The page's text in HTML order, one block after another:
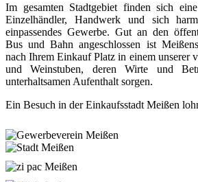
Im gesamten Stadtgebiet finden sich
Einzelhändler, Handwerk und sich
einpassendes Gewerbe. Gut an den
Bus und Bahn angeschlossen ist
nach Ihrem Einkauf Platz in einem unserer
und Weinstuben, deren Wirte und
unterhaltsamen Aufenthalt sorgen.
Ein Besuch in der Einkaufsstadt Meißen